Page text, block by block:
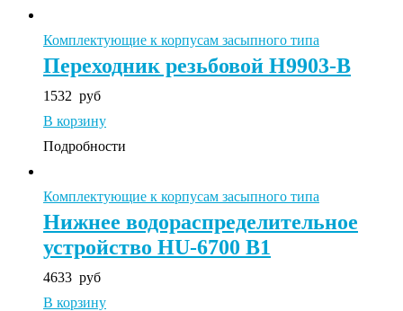
Комплектующие к корпусам засыпного типа
Переходник резьбовой H9903-B
1532 руб
В корзину
Подробности
Комплектующие к корпусам засыпного типа
Нижнее водораспределительное
устройство HU-6700 B1
4633 руб
В корзину